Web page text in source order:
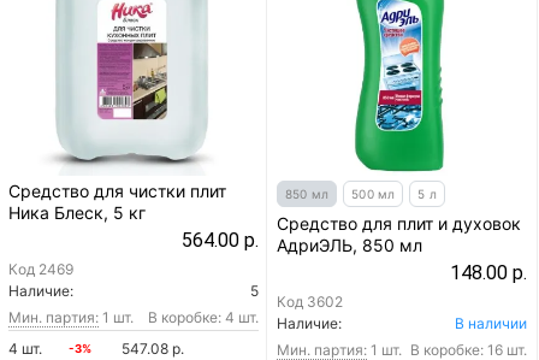
Средство для чистки плит
Ника Блеск, 5 кг
564.00 р.
Код 2469
Наличие:
5
Мин. партия: 1 шт.
В коробке: 4 шт.
4 шт.
-3% 547.08 р.
850 мл 500 мл 5 л
Средство для плит и духовок
АдриЭЛЬ, 850 мл
148.00 р.
Код 3602
Наличие:
В наличии
Мин. партия: 1 шт. В коробке: 16 шт.